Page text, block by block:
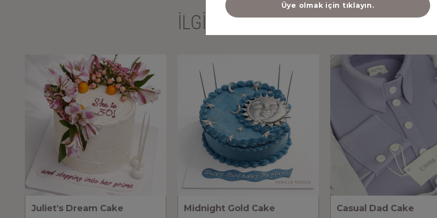
İLGİNİZİ ÇEKEBİLECEK DİĞER
Juliet's Dream Cake Midnight Gold Cake Casual Dad Cake
Üye olmak için tıklayın.